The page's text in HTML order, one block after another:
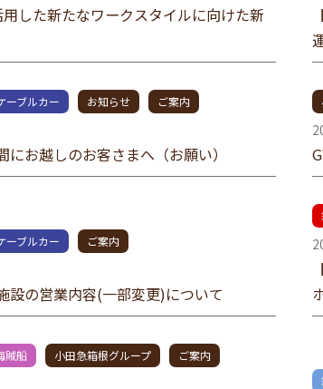
した新たなワークスタイルに向けた新
ーブルカー お知らせ ご案内
お越しのお客さまへ（お願い）
ーブルカー ご案内
設の営業内容(一部変更)について
賊船 小田急箱根グループ ご案内